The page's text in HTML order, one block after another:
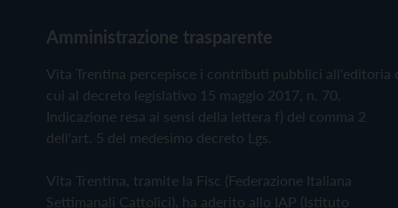
Amministrazione trasparente
Vita Trentina percepisce i contributi pubblici all'editoria
cui al decreto legislativo 15 maggio 2017, n. 70.
Indicazione resa ai sensi della lettera f) del comma 2
dell'art. 5 del medesimo decreto Lgs.
Vita Trentina, tramite la Fisc (Federazione Italiana
Settimanali Cattolici), ha aderito allo IAP (Istituto